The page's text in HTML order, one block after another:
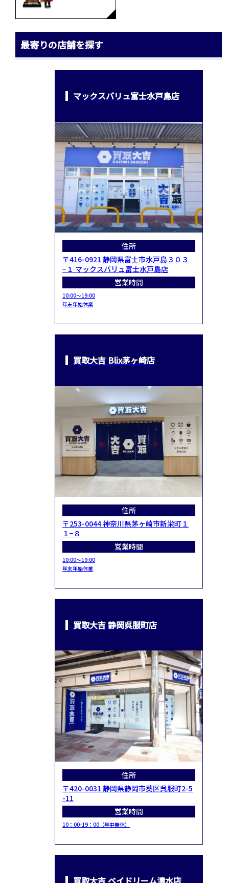
最寄りの店舗を探す
マックスバリュ富士水戸島店
住所
〒416-0921 静岡県富士市水戸島３０３
−１ マックスバリュ富士水戸島店
営業時間
10:00～19:00
年末年始休業
買取大吉 Blix茅ヶ崎店
住所
〒253-0044 神奈川県茅ヶ崎市新栄町１
１−８
営業時間
10:00～19:00
年末年始休業
買取大吉 静岡呉服町店
住所
〒420-0031 静岡県静岡市葵区呉服町2-5
-11
営業時間
10：00-19：00（年中無休）